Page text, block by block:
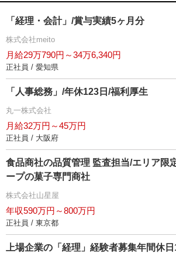
「経理・会計」/賞与実績5ヶ月分
株式会社meito
月給29万790円～34万6,340円
正社員 / 愛知県
「人事総務」/年休123日/福利厚生
丸一株式会社
月給32万円～45万円
正社員 / 大阪府
食品商社の品質管理 監査担当/エリア限
ープの菓子専門商社
株式会社山星屋
年収590万円～800万円
正社員 / 東京都
上場企業の「経理」経験者募集年間休